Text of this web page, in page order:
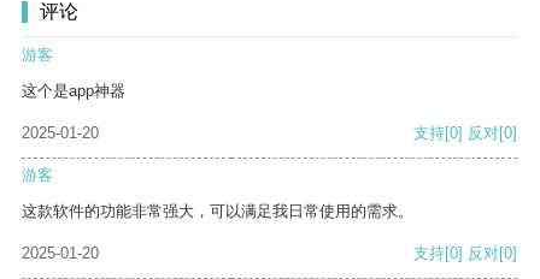
评论
游客
这个是app神器
2025-01-20 支持[0] 反对[0]
游客
这款软件的功能非常强大，可以满足我日常使用的需求。
2025-01-20 支持[0] 反对[0]